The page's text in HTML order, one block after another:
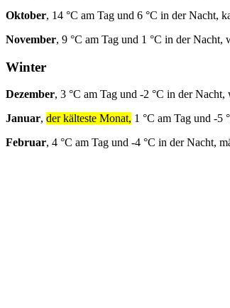
Oktober, 14 °C am Tag und 6 °C in der Nacht,
November, 9 °C am Tag und 1 °C in der Nacht,
Winter
Dezember, 3 °C am Tag und -2 °C in der
Januar, der kälteste Monat, 1 °C am Tag und -5
Februar, 4 °C am Tag und -4 °C in der Nacht,